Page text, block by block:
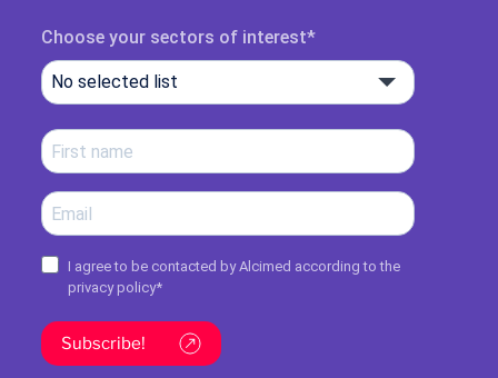
Choose your sectors of interest
No selected list
I agree to be contacted by Alcimed according to the
privacy policy*
Subscribe!